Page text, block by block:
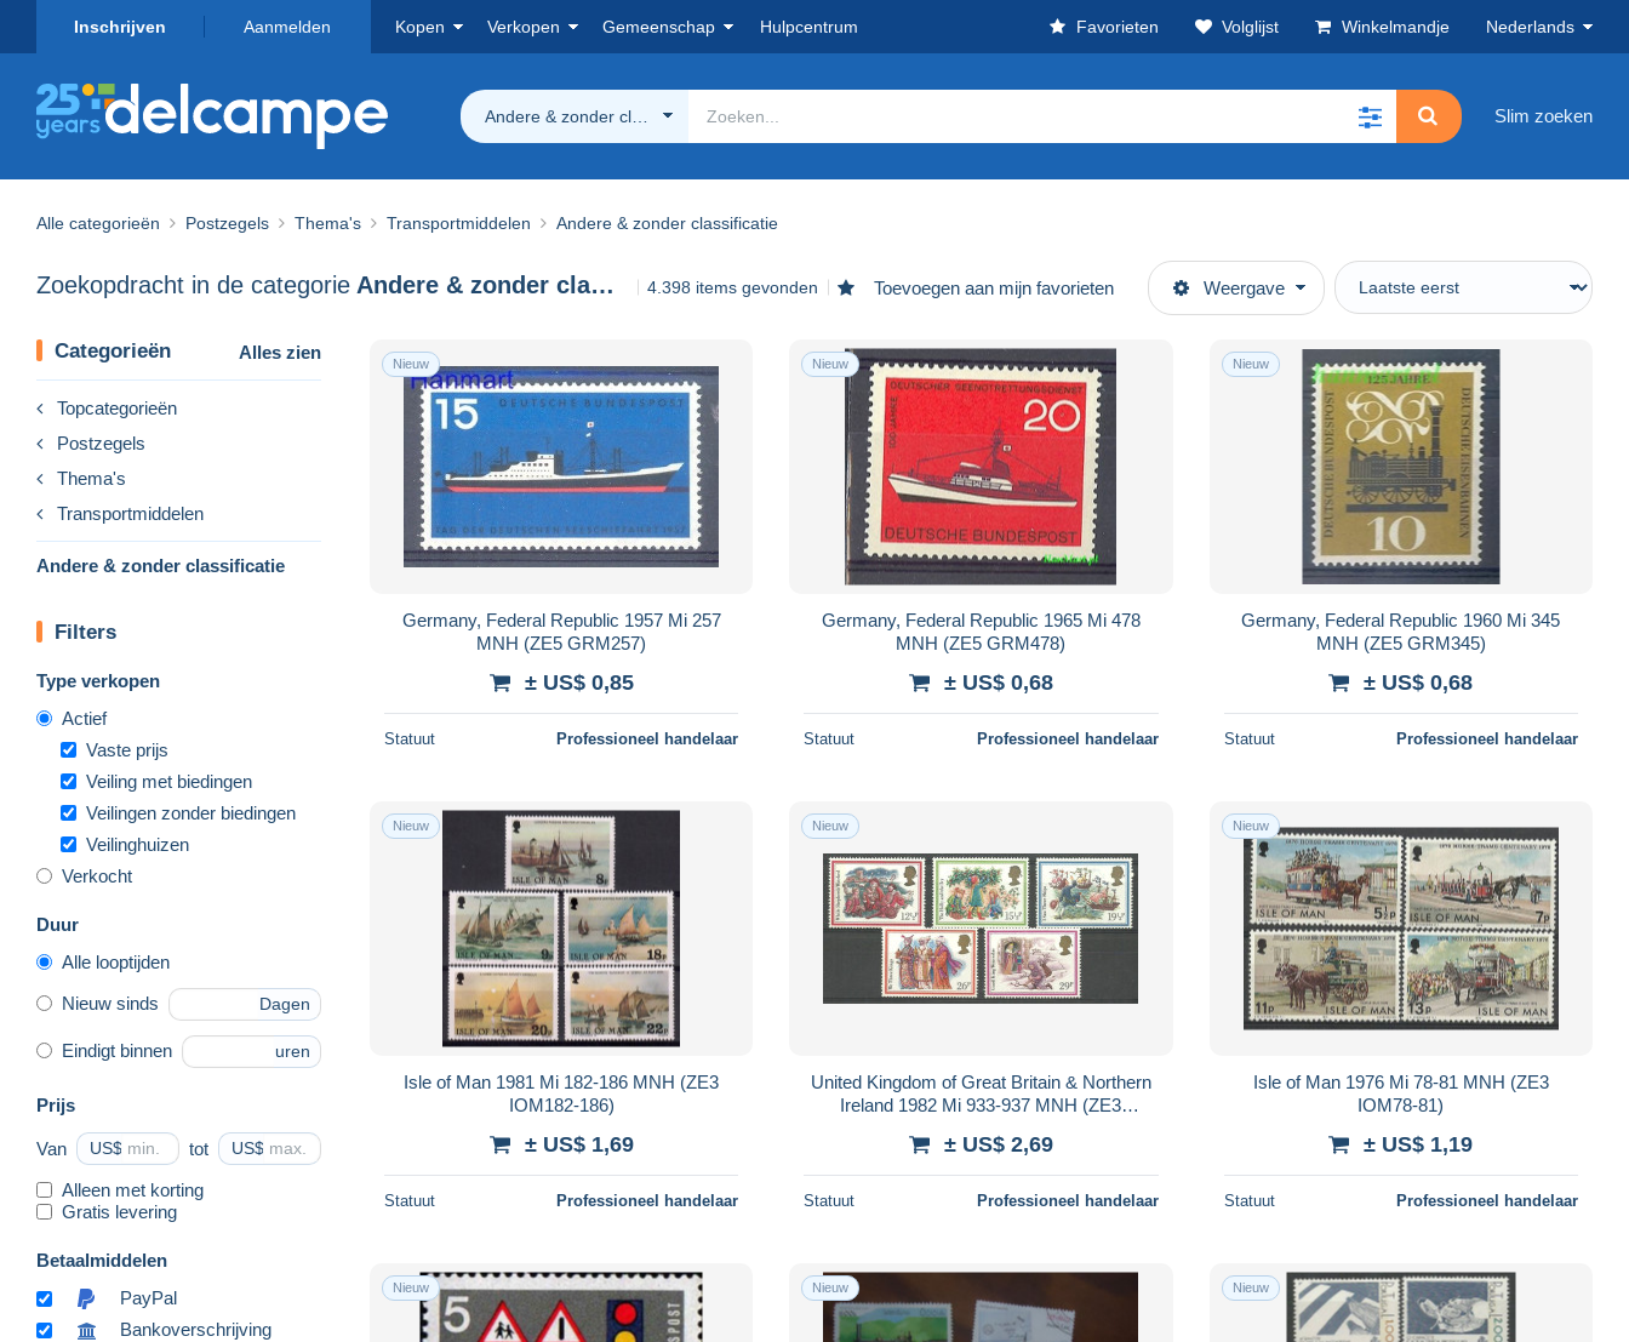
Inschrijven Aanmelden Kopen Verkopen Gemeenschap Hulpcentrum Favorieten Volglijst Winkelmandje Nederlands
Andere & zonder classificatie Slim zoeken
Alle categorieën Postzegels Thema's Transportmiddelen Andere & zonder classificatie
Zoekopdracht in de categorie Andere & zonder classificatie 4.398 items gevonden Toevoegen aan mijn favorieten Weergave
Categorieën Alles zien
Topcategorieën
Postzegels
Thema's
Transportmiddelen
Andere & zonder classificatie
Filters
Type verkopen
Actief
Vaste prijs
Veiling met biedingen
Veilingen zonder biedingen
Veilinghuizen
Verkocht
Duur
Alle looptijden
Nieuw sinds Dagen
Eindigt binnen uren
Prijs
Van US$ tot US$
Alleen met korting
Gratis levering
Betaalmiddelen
PayPal
Bankoverschrijving
Nieuw
Germany, Federal Republic 1957 Mi 257
MNH (ZE5 GRM257)
± US$ 0,85
Statuut Professioneel handelaar
Nieuw
Germany, Federal Republic 1965 Mi 478
MNH (ZE5 GRM478)
± US$ 0,68
Statuut Professioneel handelaar
Nieuw
Germany, Federal Republic 1960 Mi 345
MNH (ZE5 GRM345)
± US$ 0,68
Statuut Professioneel handelaar
Nieuw
Isle of Man 1981 Mi 182-186 MNH (ZE3
IOM182-186)
± US$ 1,69
Statuut Professioneel handelaar
Nieuw
United Kingdom of Great Britain & Northern
Ireland 1982 Mi 933-937 MNH (ZE3
± US$ 2,69
Statuut Professioneel handelaar
Nieuw
Isle of Man 1976 Mi 78-81 MNH (ZE3
IOM78-81)
± US$ 1,19
Statuut Professioneel handelaar
Nieuw Nieuw Nieuw